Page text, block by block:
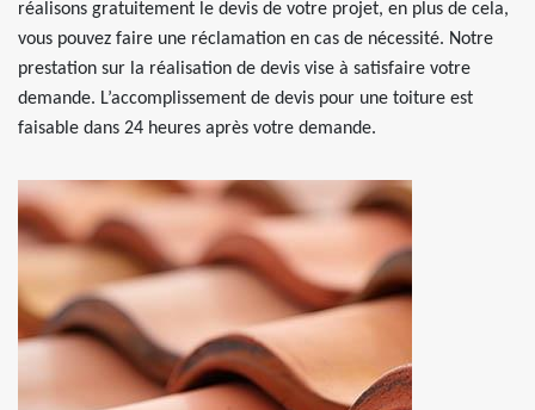
réalisons gratuitement le devis de votre projet, en plus de cela,
vous pouvez faire une réclamation en cas de nécessité. Notre
prestation sur la réalisation de devis vise à satisfaire votre
demande. L’accomplissement de devis pour une toiture est
faisable dans 24 heures après votre demande.